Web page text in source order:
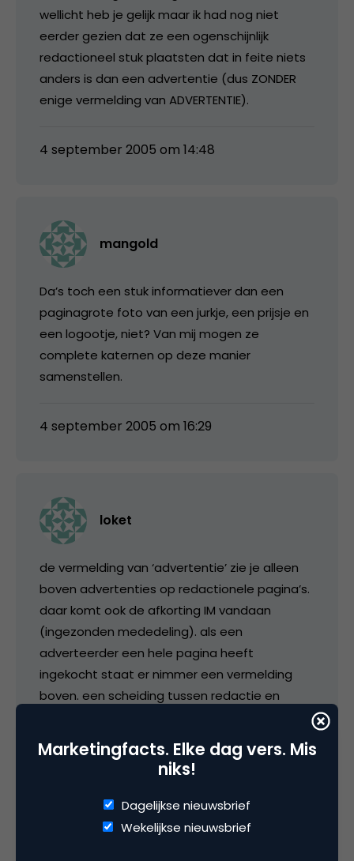
wellicht heb je gelijk maar ik had nog niet
eerder gezien dat ze een ogenschijnlijk
redactioneel stuk plaatsten dat in feite niets
anders is dan een advertentie (dus ZONDER
enige vermelding van ADVERTENTIE).
4 september 2005 om 14:48
mangold
Da’s toch een stuk informatiever dan een
paginagrote foto van een jurkje, een prijsje en
een logootje, niet? Van mij mogen ze
complete katernen op deze manier
samenstellen.
4 september 2005 om 16:29
loket
de vermelding van ‘advertentie’ zie je alleen
boven advertenties op redactionele pagina’s.
daar komt ook de afkorting IM vandaan
(ingezonden mededeling). als een
adverteerder een hele pagina heeft
ingekocht staat er nimmer een vermelding
boven. een scheiding tussen redactie en
redactiestatuut, is van levensbelang. ook voor
De Telegraaf. en neem maar van mij aan, een
dergelijk statuut is er wel degelijk bij De
Marketingfacts. Elke dag vers. Mis
niks!
Dagelijkse nieuwsbrief
Wekelijkse nieuwsbrief